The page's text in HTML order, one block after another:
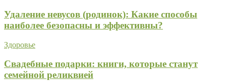
Удаление невусов (родинок): Какие способы
наиболее безопасны и эффективны?
Здоровье
Свадебные подарки: книги, которые станут
семейной реликвией